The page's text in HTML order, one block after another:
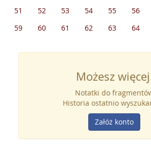
51
52 53 54 55 56
59
60 61 62 63 64
Możesz
Notatki do
Historia ostatnio
Załóż konto